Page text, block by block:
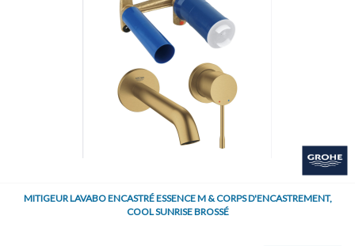
MITIGEUR LAVABO ENCASTRÉ ESSENCE M & CORPS D'ENCASTREMENT,
COOL SUNRISE BROSSÉ